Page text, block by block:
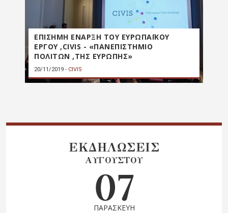
ΕΠΙΣΗΜΗ ΕΝΑΡΞΗ ΤΟΥ ΕΥΡΩΠΑΪΚΟΥ
ΕΡΓΟΥ ,CIVIS - «ΠΑΝΕΠΙΣΤΗΜΙΟ
ΠΟΛΙΤΩΝ ,ΤΗΣ ΕΥΡΩΠΗΣ»
20/11/2019 - CIVIS
ΕΚΔΗΛΩΣΕΙΣ
ΑΥΓΟΥΣΤΟΥ
07
ΠΑΡΑΣΚΕΥΗ